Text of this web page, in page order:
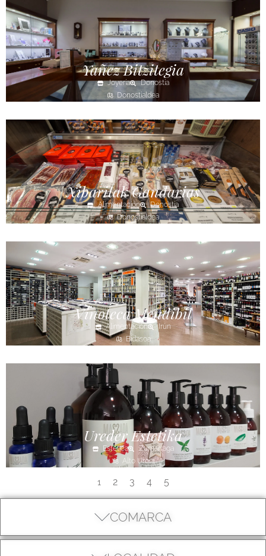
COMARCA
Yañez Bitzitegia
Joyería
Donostia
Donostialdea
Xibaritak Gandarias
Alimentación
Donostia
Donostialdea
Vinoteca Mendibil
Alimentación
Irún
Bidasoa
Ureder Estetika
Estética
Zumarraga
Alto Urola
1 2 3 4 5